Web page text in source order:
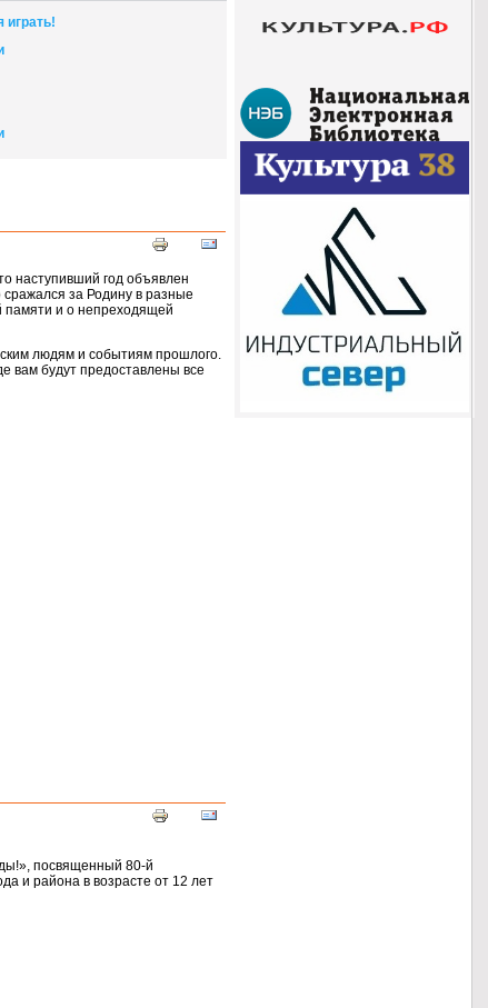
играть!
наступивший год объявлен
сражалсяза Родину в разные
памяти ио непреходящей
людями событиям прошлого.
вам будут предоставлены все
посвященный 80-й
и района в возрасте от 12 лет